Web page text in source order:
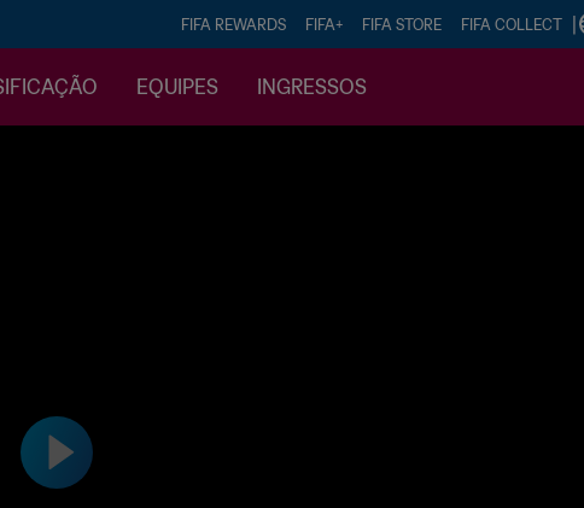
FIFA REWARDS FIFA+ FIFA STORE FIFA COLLECT
EQUIPES INGRESSOS